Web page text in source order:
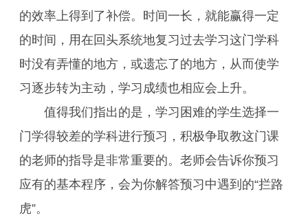
的效率上得到了补偿。时间一长，就能赢得一定
的时间，用在回头系统地复习过去学习这门学科
时没有弄懂的地方，或遗忘了的地方，从而使学
习逐步转为主动，学习成绩也相应会上升。
值得我们指出的是，学习困难的学生选择一
门学得较差的学科进行预习，积极争取教这门课
的老师的指导是非常重要的。老师会告诉你预习
应有的基本程序，会为你解答预习中遇到的“拦路
虎”。